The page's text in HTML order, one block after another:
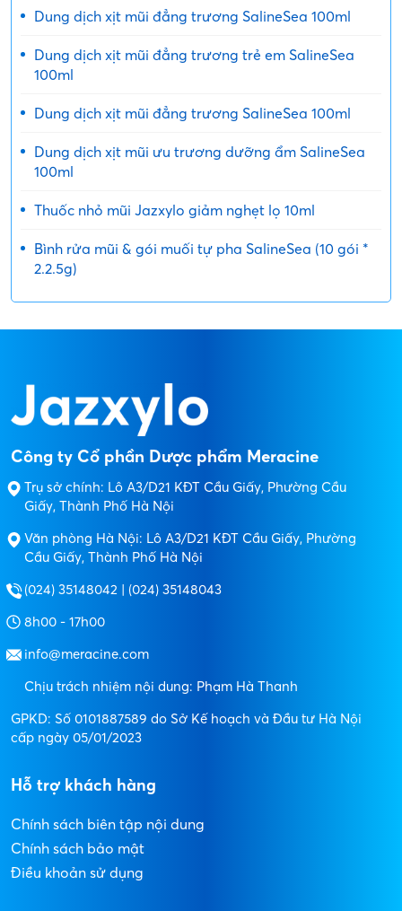
Dung dịch xịt mũi đẳng trương SalineSea 100ml
Dung dịch xịt mũi đẳng trương trẻ em SalineSea
100ml
Dung dịch xịt mũi đẳng trương SalineSea 100ml
Dung dịch xịt mũi ưu trương dưỡng ẩm SalineSea
100ml
Thuốc nhỏ mũi Jazxylo giảm nghẹt lọ 10ml
Bình rửa mũi & gói muối tự pha SalineSea (10 gói *
2.2.5g)
Công ty Cổ phần Dược phẩm Meracine
Trụ sở chính: Lô A3/D21 KĐT Cầu Giấy, Phường Cầu
Giấy, Thành Phố Hà Nội
Văn phòng Hà Nội: Lô A3/D21 KĐT Cầu Giấy, Phường
Cầu Giấy, Thành Phố Hà Nội
(024) 35148042 | (024) 35148043
8h00 - 17h00
info@meracine.com
Chịu trách nhiệm nội dung: Phạm Hà Thanh
GPKD: Số 0101887589 do Sở Kế hoạch và Đầu tư Hà Nội
cấp ngày 05/01/2023
Hỗ trợ khách hàng
Chính sách biên tập nội dung
Chính sách bảo mật
Điều khoản sử dụng